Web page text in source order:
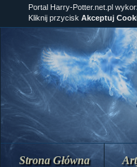
Strona Główna
Portal Harry-Potter.net.pl
Kliknij przycisk Akceptuj